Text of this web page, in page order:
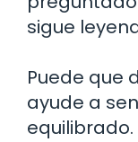
sigue
Puede que
ayude a
equilibrado.